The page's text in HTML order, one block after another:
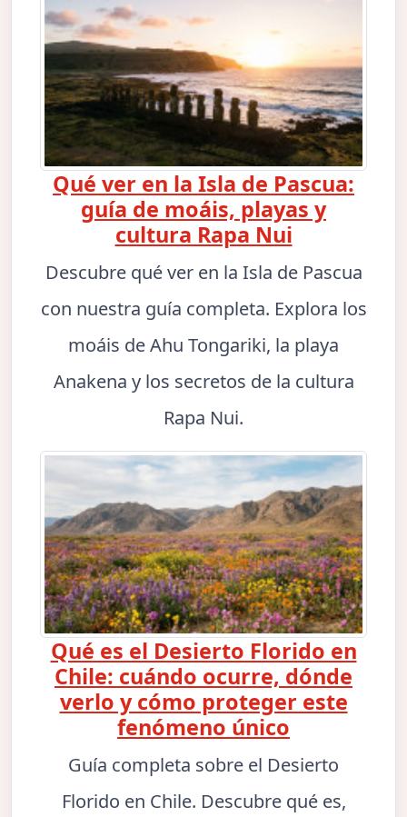
Qué ver en la Isla de Pascua:
guía de moáis, playas y
cultura Rapa Nui
Descubre qué ver en la Isla de Pascua
con nuestra guía completa. Explora los
moáis de Ahu Tongariki, la playa
Anakena y los secretos de la cultura
Rapa Nui.
Qué es el Desierto Florido en
Chile: cuándo ocurre, dónde
verlo y cómo proteger este
fenómeno único
Guía completa sobre el Desierto
Florido en Chile. Descubre qué es,